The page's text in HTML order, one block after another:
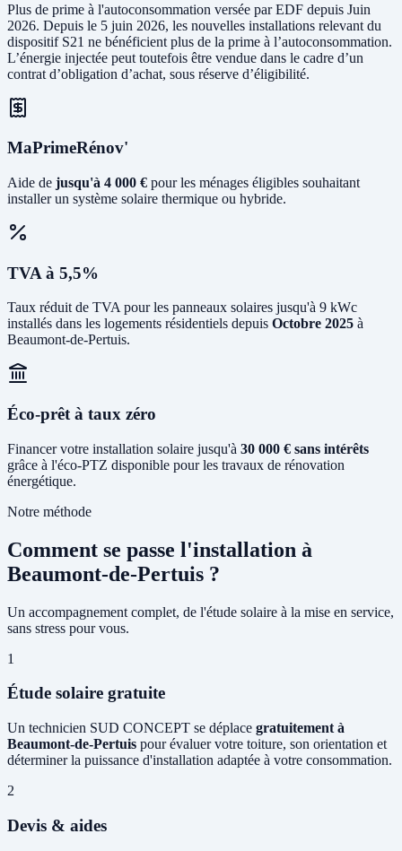
Plus de prime à l'autoconsommation versée par EDF depuis Juin
2026. Depuis le 5 juin 2026, les nouvelles installations relevant du
dispositif S21 ne bénéficient plus de la prime à l’autoconsommation.
L’énergie injectée peut toutefois être vendue dans le cadre d’un
contrat d’obligation d’achat, sous réserve d’éligibilité.
MaPrimeRénov'
Aide de jusqu'à 4 000 € pour les ménages éligibles souhaitant
installer un système solaire thermique ou hybride.
TVA à 5,5%
Taux réduit de TVA pour les panneaux solaires jusqu'à 9 kWc
installés dans les logements résidentiels depuis Octobre 2025 à
Beaumont-de-Pertuis.
Éco-prêt à taux zéro
Financer votre installation solaire jusqu'à 30 000 € sans intérêts
grâce à l'éco-PTZ disponible pour les travaux de rénovation
énergétique.
Notre méthode
Comment se passe l'installation à
Beaumont-de-Pertuis ?
Un accompagnement complet, de l'étude solaire à la mise en service,
sans stress pour vous.
1
Étude solaire gratuite
Un technicien SUD CONCEPT se déplace gratuitement à
Beaumont-de-Pertuis pour évaluer votre toiture, son orientation et
déterminer la puissance d'installation adaptée à votre consommation.
2
Devis & aides